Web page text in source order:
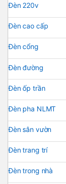
Đèn 220v
Đèn cao cấp
Đèn cổng
Đèn đường
Đèn ốp trần
Đèn pha NLMT
Đèn sân vườn
Đèn trang trí
Đèn trong nhà